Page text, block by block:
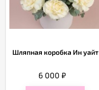
Шляпная коробка Ин уайт
6 000₽